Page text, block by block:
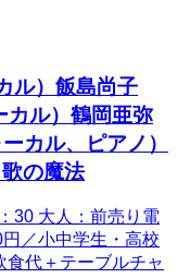
ル）飯島尚子
カル）鶴岡亜弥
カル、ピアノ）
の魔法
30 大人：前売り電
／小中学生・高校
代＋テーブルチャ